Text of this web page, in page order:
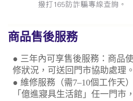
商品售後服務
● 三年內可享售後服務：商品
修狀況，可送回門市協助處理。
● 維修服務（需7–10個工作天
「億進寢具生活館」任一門市